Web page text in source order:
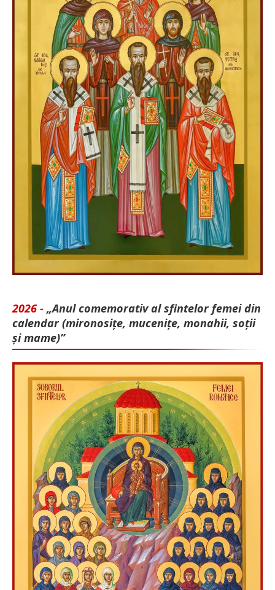
2026 - „Anul comemorativ al sfintelor femei din
calendar (mironosițe, mu­cenițe, monahii, soții
și mame)”